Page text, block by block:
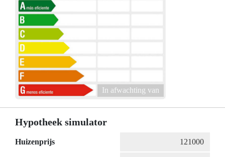
In afwachting van
Hypotheek simulator
Huizenprijs